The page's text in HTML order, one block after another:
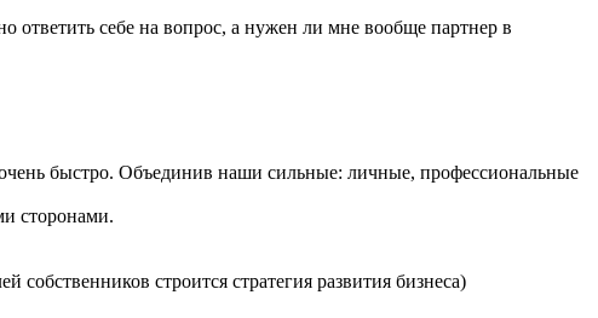
себе на вопрос, а нужен ли мне вообще партнер в
очень быстро. Объединив наши сильные: личные, профессиональные
сторонами.
строится стратегия развития бизнеса)